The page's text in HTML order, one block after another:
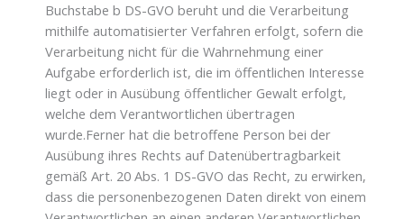
Buchstabe b DS-GVO beruht und die Verarbeitung
mithilfe automatisierter Verfahren erfolgt, sofern die
Verarbeitung nicht für die Wahrnehmung einer
Aufgabe erforderlich ist, die im öffentlichen Interesse
liegt oder in Ausübung öffentlicher Gewalt erfolgt,
welche dem Verantwortlichen übertragen
wurde.Ferner hat die betroffene Person bei der
Ausübung ihres Rechts auf Datenübertragbarkeit
gemäß Art. 20 Abs. 1 DS-GVO das Recht, zu erwirken,
dass die personenbezogenen Daten direkt von einem